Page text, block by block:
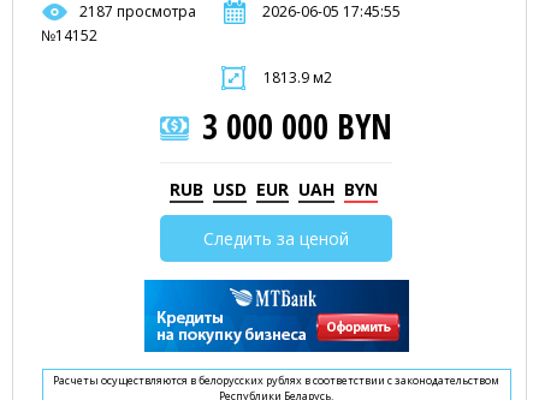
2187 просмотра
2026-06-05 17:45:55
№14152
1813.9 м2
3 000 000 BYN
RUB USD EUR UAH BYN
Следить за ценой
Расчеты осуществляются в белорусских рублях в соответствии с законодательством
Республики Беларусь.